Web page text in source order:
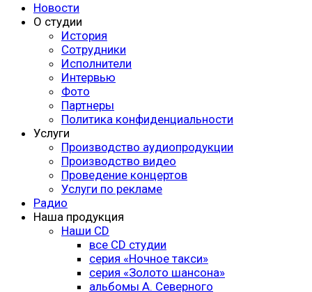
Новости
О студии
История
Сотрудники
Исполнители
Интервью
Фото
Партнеры
Политика конфиденциальности
Услуги
Производство аудиопродукции
Производство видео
Проведение концертов
Услуги по рекламе
Радио
Наша продукция
Наши CD
все CD студии
серия «Ночное такси»
серия «Золото шансона»
альбомы А. Северного